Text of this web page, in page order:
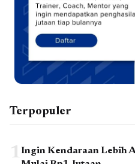
Terpopuler
1Ingin Kendaraan Lebih